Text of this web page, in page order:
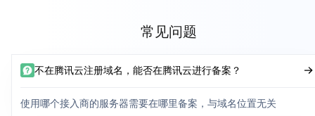
常见问题
不在腾讯云注册域名，能否在腾讯云进行备案？
使用哪个接入商的服务器需要在哪里备案，与域名位置无关